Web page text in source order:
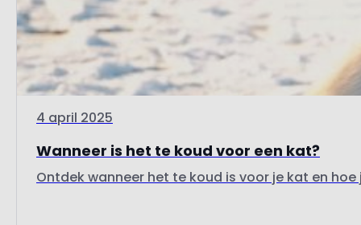
4 april 2025
Wanneer is het te koud voor een kat?
Ontdek wanneer het te koud is voor je kat en hoe